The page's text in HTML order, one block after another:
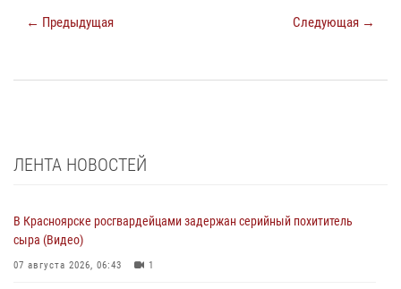
← Предыдущая Следующая →
ЛЕНТА НОВОСТЕЙ
В Красноярске росгвардейцами задержан серийный похититель
сыра (Видео)
07 августа 2026, 06:43 1